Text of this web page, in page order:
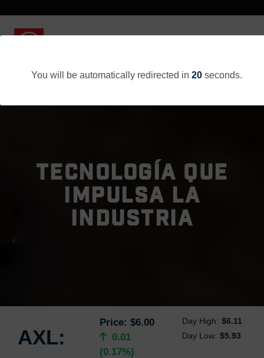
You will be automatically redirected in 20seconds.
TECNOLOGÍA QUE
IMPULSA LA
INDUSTRIA
AXL:
Price: $6.00 Day High: $6.11
0.01
(0.17%)
Day Low: $5.93